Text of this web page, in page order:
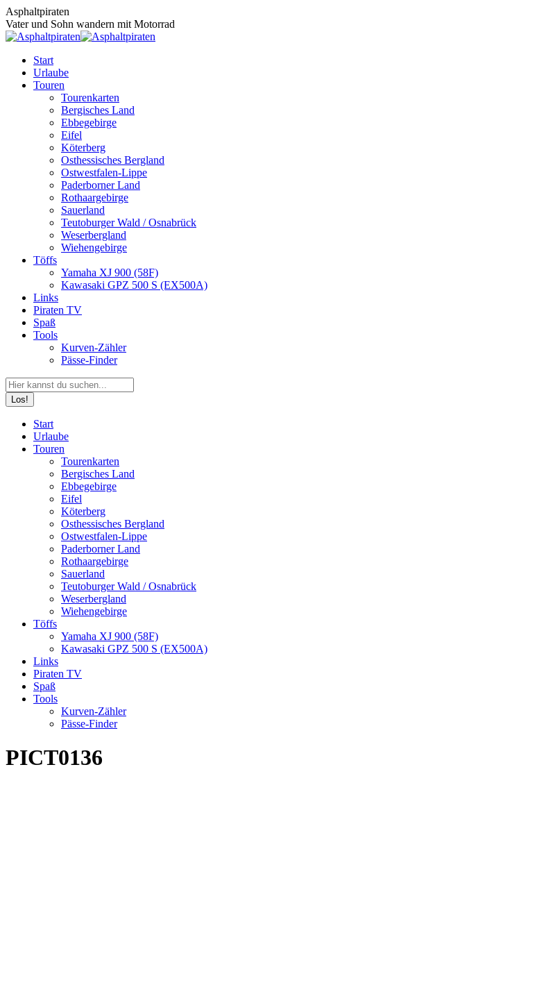
Zum
Inhalt
springen
Asphaltpiraten
Vater und Sohn wandern mit Motorrad
Start
Urlaube
Touren
Tourenkarten
Bergisches Land
Ebbegebirge
Eifel
Köterberg
Osthessisches Bergland
Ostwestfalen-Lippe
Paderborner Land
Rothaargebirge
Sauerland
Teutoburger Wald / Osnabrück
Weserbergland
Wiehengebirge
Töffs
Yamaha XJ 900 (58F)
Kawasaki GPZ 500 S (EX500A)
Links
Piraten TV
Spaß
Tools
Kurven-Zähler
Pässe-Finder
Search:
page
opens
page
opens
page
opens
Start
Urlaube
Touren
Tourenkarten
Bergisches Land
Ebbegebirge
Eifel
Köterberg
Osthessisches Bergland
Ostwestfalen-Lippe
Paderborner Land
Rothaargebirge
Sauerland
Teutoburger Wald / Osnabrück
Weserbergland
Wiehengebirge
Töffs
Yamaha XJ 900 (58F)
Kawasaki GPZ 500 S (EX500A)
Links
Piraten TV
Spaß
Tools
Kurven-Zähler
Pässe-Finder
PICT0136